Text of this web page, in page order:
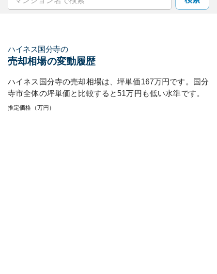
ハイネス国分寺の
売却相場の変動履歴
ハイネス国分寺の売却相場は、坪単価167万円です。
国分
寺市全体の坪単価と比較すると51万円も低い水準です。
推定価格（万円）